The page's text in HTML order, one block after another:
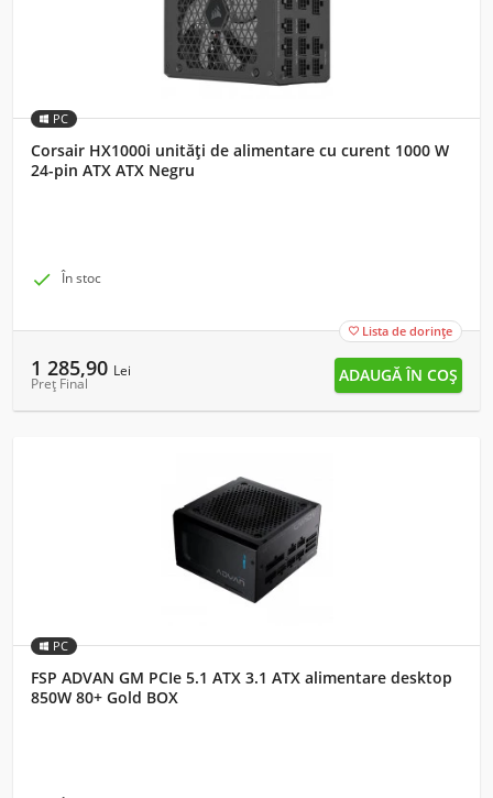
PC
Corsair HX1000i unități de alimentare cu curent 1000 W
24-pin ATX ATX Negru
 În stoc
 Lista de dorințe
1 285,90 Lei
Preț Final
PC
FSP ADVAN GM PCIe 5.1 ATX 3.1 ATX alimentare desktop
850W 80+ Gold BOX